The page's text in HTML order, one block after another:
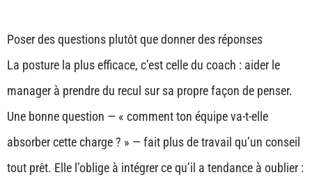
Poser des questions plutôt que donner des réponses
La posture la plus efficace, c’est celle du coach : aider le
manager à prendre du recul sur sa propre façon de penser.
Une bonne question — « comment ton équipe va-t-elle
absorber cette charge ? » — fait plus de travail qu’un conseil
tout prêt. Elle l’oblige à intégrer ce qu’il a tendance à oublier :